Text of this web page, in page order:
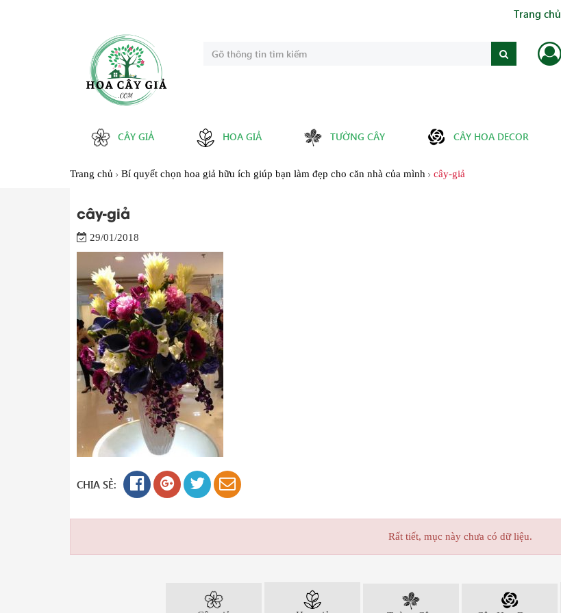
Trang chủ
CÂY GIẢ HOA GIẢ TƯỜNG CÂY CÂY HOA DECOR
Trang chủ Bí quyết chọn hoa giả hữu ích giúp bạn làm đẹp cho căn nhà của mình cây-giả
cây-giả
29/01/2018
CHIA SẺ:
Rất tiết, mục này chưa có dữ liệu.